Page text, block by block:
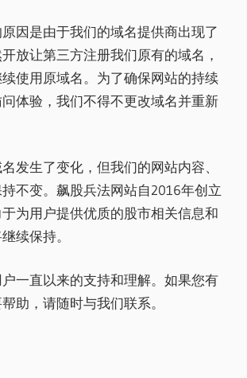
因是由于我们的域名提供商出现了
放让第三方注册我们原有的域名，
使用原域名。为了确保网站的持续
体验，我们不得不更改域名并重新
发生了变化，但我们的网站内容、
不变。飙股兵法网站自2016年创立
为用户提供优质的股市相关信息和
续保持。
一直以来的支持和理解。如果您有
助，请随时与我们联系。